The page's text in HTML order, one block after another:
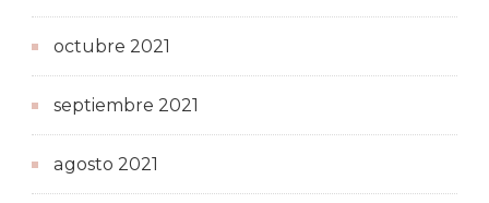
octubre 2021
septiembre 2021
agosto 2021